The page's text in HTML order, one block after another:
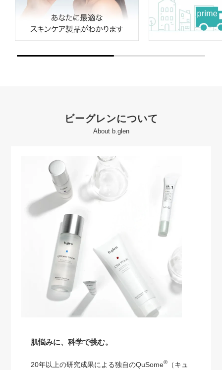
ビーグレンについて
About b.glen
肌悩みに、科学で挑む。
20年以上の研究成果による独自のQuSome®
（キュ